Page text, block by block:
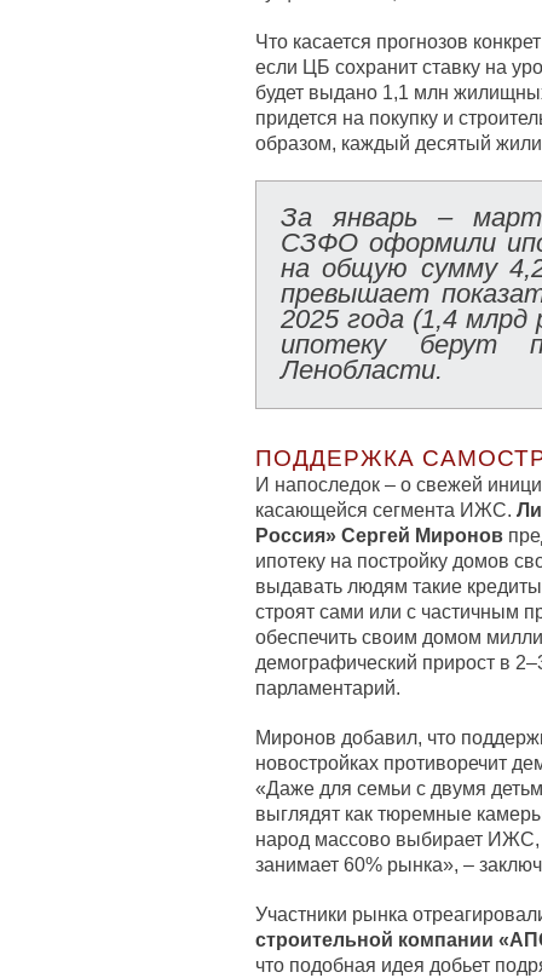
Что касается прогнозов
если ЦБ сохранит ставку на
будет выдано 1,1 млн
придется на покупку и
образом, каждый десятый
За январь –
СЗФО оформили
на общую сумму
превышает
2025 года (1,4
ипотеку берут
Ленобласти.
ПОДДЕРЖКА
И напоследок – о свежей
касающейся сегмента ИЖС.
Россия» Сергей Миронов
ипотеку на постройку домов
выдавать людям такие
строят сами или с частичным
обеспечить своим домом
демографический прирост в
парламентарий.
Миронов добавил, что
новостройках противоречит
«Даже для семьи с двумя
выглядят как тюремные
народ массово выбирает ИЖС,
занимает 60% рынка», –
Участники рынка
строительной компании
что подобная идея добьет